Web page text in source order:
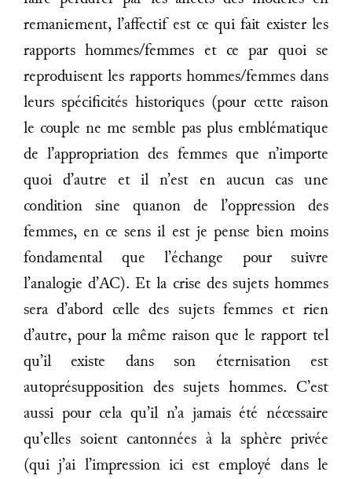
remaniement, l’affectif est ce qui fait exister les
rapports hommes/femmes et ce par quoi se
reproduisent les rapports hommes/femmes dans
leurs spécificités historiques (pour cette raison
le couple ne me semble pas plus emblématique
de l’appropriation des femmes que n’importe
quoi d’autre et il n’est en aucun cas une
condition sine quanon de l’oppression des
femmes, en ce sens il est je pense bien moins
fondamental que l’échange pour suivre
l’analogie d’AC). Et la crise des sujets hommes
sera d’abord celle des sujets femmes et rien
d’autre, pour la même raison que le rapport tel
qu’il existe dans son éternisation est
autoprésupposition des sujets hommes. C’est
aussi pour cela qu’il n’a jamais été nécessaire
qu’elles soient cantonnées à la sphère privée
(qui j’ai l’impression ici est employé dans le